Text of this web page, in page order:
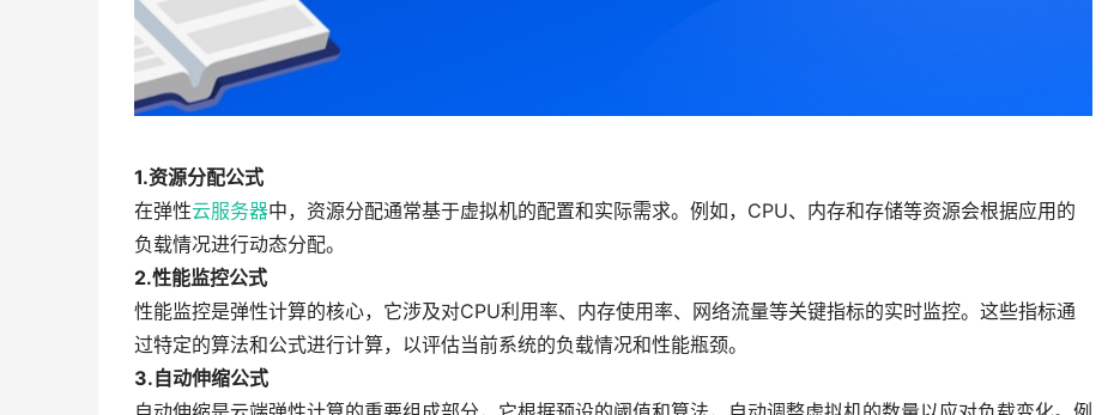
1.资源分配公式
在弹性云服务器中，资源分配通常基于虚拟机的配置和实际需求。例如，CPU、内存和存储等资源会根据应用的
负载情况进行动态分配。
2.性能监控公式
性能监控是弹性计算的核心，它涉及对CPU利用率、内存使用率、网络流量等关键指标的实时监控。这些指标通
过特定的算法和公式进行计算，以评估当前系统的负载情况和性能瓶颈。
3.自动伸缩公式